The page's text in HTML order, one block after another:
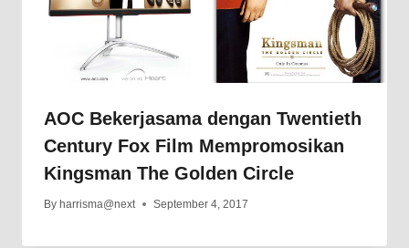
AOC Bekerjasama dengan Twentieth
Century Fox Film Mempromosikan
Kingsman The Golden Circle
By harrisma@next September 4, 2017